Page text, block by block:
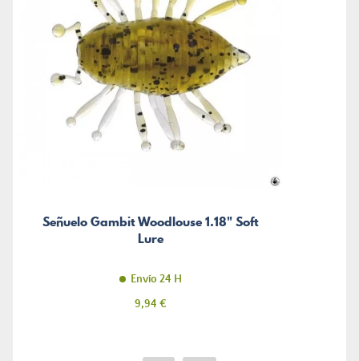
Señuelo Gambit Woodlouse 1.18" Soft
Lure
Envío 24 H
Precio
9,94 €